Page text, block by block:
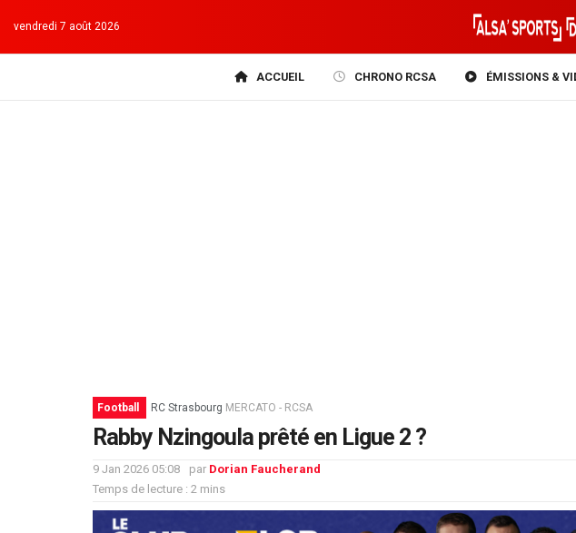
vendredi 7 août 2026
ACCUEIL CHRONO RCSA ÉMISSIONS &
Football RC Strasbourg MERCATO - RCSA
Rabby Nzingoula prêté en Ligue 2 ?
9 Jan 2026 05:08 par Dorian Faucherand
Temps de lecture : 2 mins